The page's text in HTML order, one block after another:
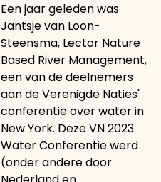
Een jaar geleden was
Jantsje van Loon-
Steensma, Lector Nature
Based River Management,
een van de deelnemers
aan de Verenigde Naties'
conferentie over water in
New York. Deze VN 2023
Water Conferentie werd
(onder andere door